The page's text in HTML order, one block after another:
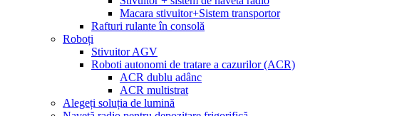
Macara stivuitor+Sistem transportor
Rafturi rulante în consolă
Roboți
Stivuitor AGV
Roboti autonomi de tratare a cazurilor (ACR)
ACR dublu adânc
ACR multistrat
Alegeți soluția de lumină